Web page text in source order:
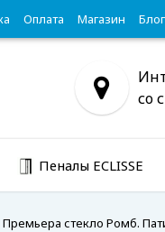
Оплата Магазин Блог
со
Пеналы ECLISSE
Премьера стекло Ромб.